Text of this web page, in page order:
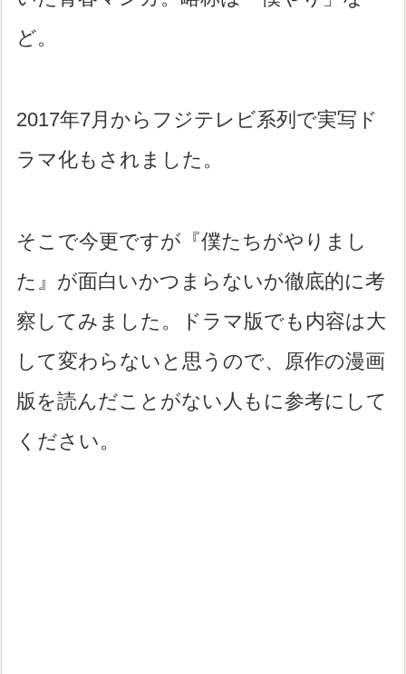
ど。
2017年7月からフジテレビ系列で実写ド
ラマ化もされました。
そこで今更ですが『僕たちがやりまし
た』が面白いかつまらないか徹底的に考
察してみました。ドラマ版でも内容は大
して変わらないと思うので、原作の漫画
版を読んだことがない人もに参考にして
ください。